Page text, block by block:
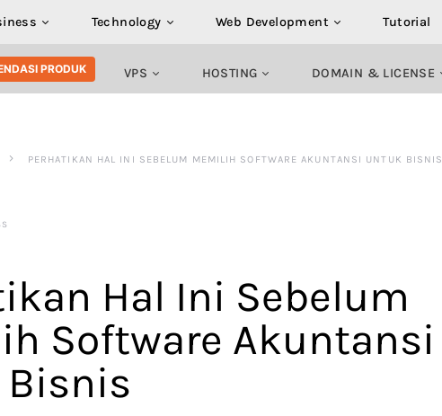
Technology Web Development Tutorial
PRODUK VPS HOSTING DOMAIN & LICENSE
PERHATIKAN HAL INI SEBELUM MEMILIH SOFTWARE AKUNTANSI UNTUK BISNIS
Hal Ini Sebelum
Software Akuntansi